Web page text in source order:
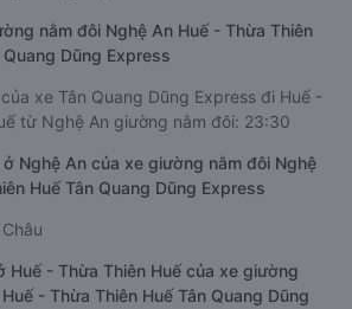
nằm đôi Nghệ An Huế - Thừa Thiên
Dũng Express
xe Tân Quang Dũng Express đi Huế -
từ Nghệ An giường nằm đôi: 23:30
Nghệ An của xe giường nằm đôi Nghệ
Huế Tân Quang Dũng Express
Huế - Thừa Thiên Huế của xe giường
- Thừa Thiên Huế Tân Quang Dũng